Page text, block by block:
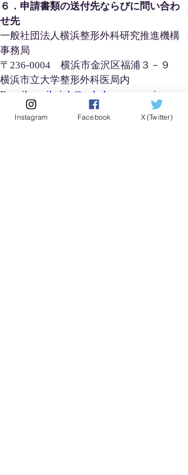
６．申請書類の送付先ならびに問い合わ
せ先
一般社団法人横浜整形外科研究推進機構
事務局
〒236-0004　横浜市金沢区福浦３－９
横浜市立大学整形外科医局内
E-mail
seikei_k@yokohama-cu.ac.jp
■申込書
Instagram Facebook X (Twitter)